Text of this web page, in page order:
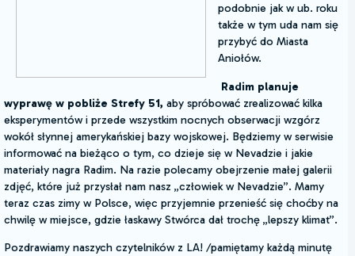
podobnie jak w ub. roku
także w tym uda nam się
przybyć do Miasta
Aniołów.
Radim planuje
wyprawę w pobliże Strefy 51, aby spróbować zrealizować kilka
eksperymentów i przede wszystkim nocnych obserwacji wzgórz
wokół słynnej amerykańskiej bazy wojskowej. Będziemy w serwisie
informować na bieżąco o tym, co dzieje się w Nevadzie i jakie
materiały nagra Radim. Na razie polecamy obejrzenie małej galerii
zdjęć, które już przysłał nam nasz „człowiek w Nevadzie”. Mamy
teraz czas zimy w Polsce, więc przyjemnie przenieść się choćby na
chwilę w miejsce, gdzie łaskawy Stwórca dał trochę „lepszy klimat”.
Pozdrawiamy naszych czytelników z LA! /pamiętamy każdą minutę